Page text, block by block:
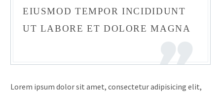
EIUSMOD TEMPOR INCIDIDUNT
UT LABORE ET DOLORE MAGNA
Lorem ipsum dolor sit amet, consectetur adipisicing elit,